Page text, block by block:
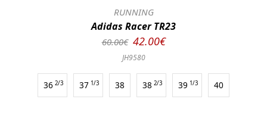
RUNNING
Adidas Racer TR23
60.00€ 42.00€
JH9580
36 2/3 37 1/3 38 38 2/3 39 1/3 40